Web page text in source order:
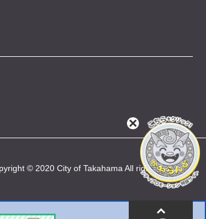
© 2020 City of Takahama All rights reserved
閉
じ